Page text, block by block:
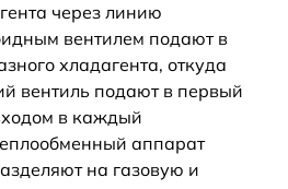
через линию
вентилем подают в
хладагента, откуда
вентиль подают в первый
в каждый
аппарат
на газовую и